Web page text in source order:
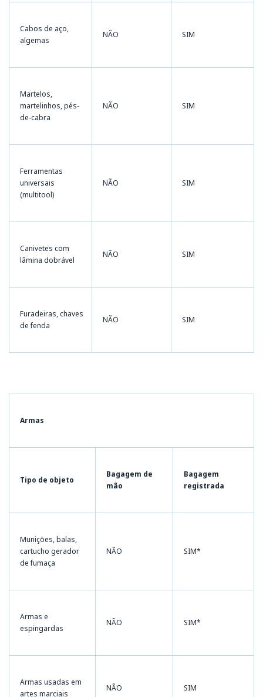
Cabos de aço,
algemas
NÃO SIM
Martelos,
martelinhos, pés-
de-cabra
NÃO SIM
Ferramentas
universais
(multitool)
NÃO SIM
Canivetes com
lâmina dobrável
NÃO SIM
Furadeiras, chaves
de fenda
NÃO SIM
Armas
Tipo de objeto
Bagagem de
mão
Bagagem
registrada
Munições, balas,
cartucho gerador
de fumaça
NÃO SIM*
Armas e
espingardas
NÃO SIM*
Armas usadas em
artes marciais
NÃO SIM